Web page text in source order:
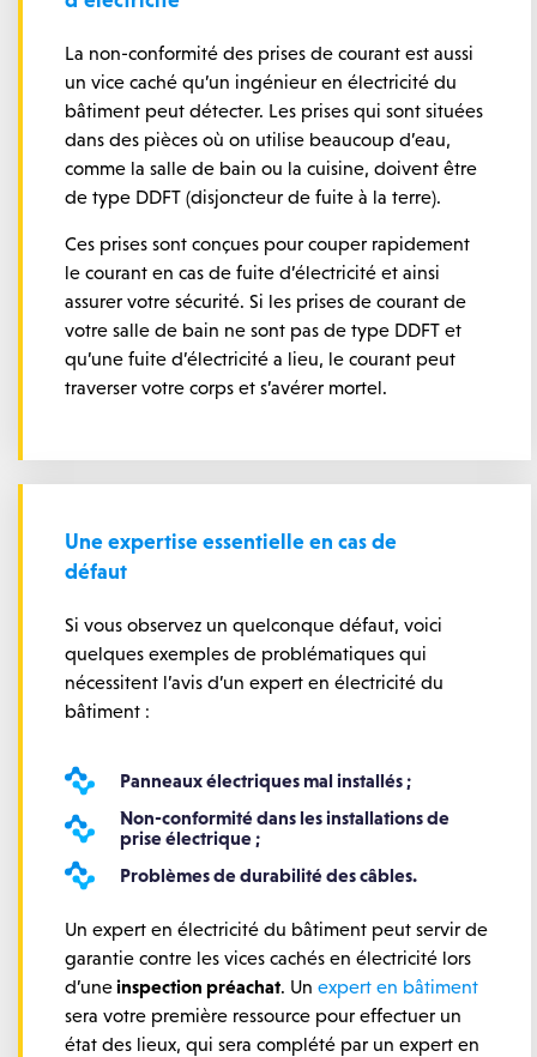
La non-conformité des prises de courant est aussi
un vice caché qu’un ingénieur en électricité du
bâtiment peut détecter. Les prises qui sont situées
dans des pièces où on utilise beaucoup d’eau,
comme la salle de bain ou la cuisine, doivent être
de type DDFT (disjoncteur de fuite à la terre).
Ces prises sont conçues pour couper rapidement
le courant en cas de fuite d’électricité et ainsi
assurer votre sécurité. Si les prises de courant de
votre salle de bain ne sont pas de type DDFT et
qu’une fuite d’électricité a lieu, le courant peut
traverser votre corps et s’avérer mortel.
Une expertise essentielle en cas de
défaut
Si vous observez un quelconque défaut, voici
quelques exemples de problématiques qui
nécessitent l’avis d’un expert en électricité du
bâtiment :
Panneaux électriques mal installés ;
Non-conformité dans les installations de
prise électrique ;
Problèmes de durabilité des câbles.
Un expert en électricité du bâtiment peut servir de
garantie contre les vices cachés en électricité lors
d’uneinspection préachat. Un expert en bâtiment
sera votre première ressource pour effectuer un
état des lieux, qui sera complété par un expert en